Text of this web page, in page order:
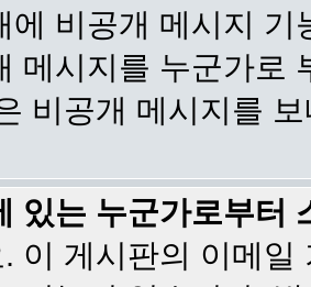
에 비공개 메시지
메시지를 누군가로
비공개 메시지를
있는 누군가로부터
이 게시판의 이메